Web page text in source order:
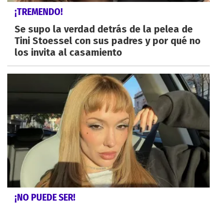
¡TREMENDO!
Se supo la verdad detrás de la pelea de
Tini Stoessel con sus padres y por qué no
los invita al casamiento
¡NO PUEDE SER!